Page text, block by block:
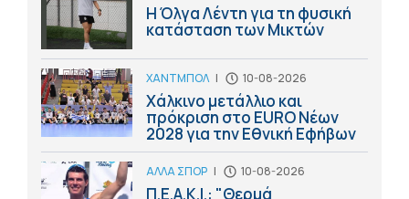
Η Όλγα Λέντη για τη φυσική
κατάσταση των Μικτών
ΧΑΝΤΜΠΟΛ | 10-08-2026
Χάλκινο μετάλλιο και
πρόκριση στο ΕURO Nέων
2028 για την Εθνική Εφήβων
ΑΛΛΑ ΣΠΟΡ | 10-08-2026
Π.Ε.Α.Κ.Ι.: "Θερμά